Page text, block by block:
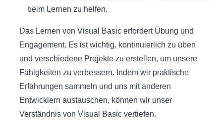
beim Lernen zu helfen.
Das Lernen von Visual Basic erfordert Übung und
Engagement. Es ist wichtig, kontinuierlich zu üben
und verschiedene Projekte zu erstellen, um unsere
Fähigkeiten zu verbessern. Indem wir praktische
Erfahrungen sammeln und uns mit anderen
Entwicklern austauschen, können wir unser
Verständnis von Visual Basic vertiefen.